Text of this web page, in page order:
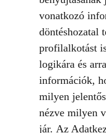
vonatkozó
döntéshozatal
profilalkotást
logikára és
információk,
milyen
nézve milyen
jár. Az